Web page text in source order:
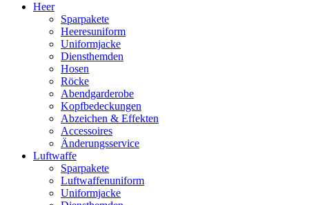
Heer
Sparpakete
Heeresuniform
Uniformjacke
Diensthemden
Hosen
Röcke
Abendgarderobe
Kopfbedeckungen
Abzeichen & Effekten
Accessoires
Änderungsservice
Luftwaffe
Sparpakete
Luftwaffenuniform
Uniformjacke